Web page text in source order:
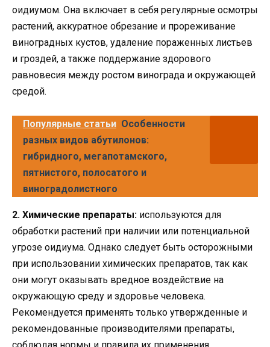
оидиумом. Она включает в себя регулярные осмотры
растений, аккуратное обрезание и прореживание
виноградных кустов, удаление пораженных листьев
и гроздей, а также поддержание здорового
равновесия между ростом винограда и окружающей
средой.
Популярные статьи Особенности
разных видов абутилонов:
гибридного, мегапотамского,
пятнистого, полосатого и
виноградолистного
2. Химические препараты: используются для
обработки растений при наличии или потенциальной
угрозе оидиума. Однако следует быть осторожными
при использовании химических препаратов, так как
они могут оказывать вредное воздействие на
окружающую среду и здоровье человека.
Рекомендуется применять только утвержденные и
рекомендованные производителями препараты,